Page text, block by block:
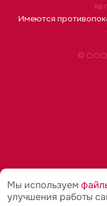
© ООО
Имеются
Мы используем
улучшения работы